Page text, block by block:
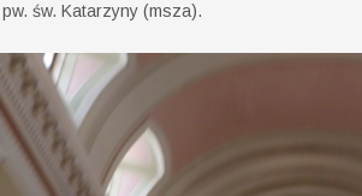
św. Katarzyny (msza).